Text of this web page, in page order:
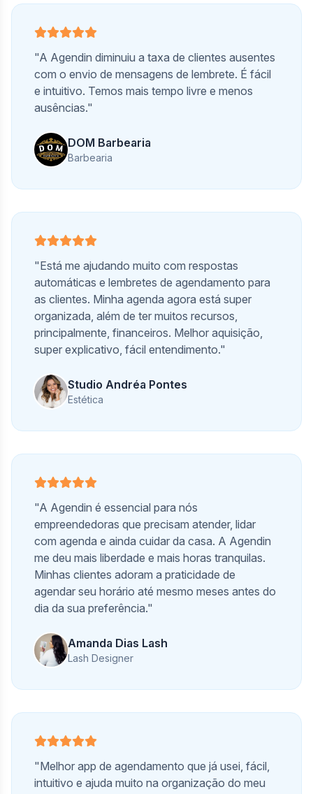
"A Agendin diminuiu a taxa de clientes ausentes
com o envio de mensagens de lembrete. É fácil
e intuitivo. Temos mais tempo livre e menos
ausências."
DOM Barbearia
Barbearia
"Está me ajudando muito com respostas
automáticas e lembretes de agendamento para
as clientes. Minha agenda agora está super
organizada, além de ter muitos recursos,
principalmente, financeiros. Melhor aquisição,
super explicativo, fácil entendimento."
Studio Andréa Pontes
Estética
"A Agendin é essencial para nós
empreendedoras que precisam atender, lidar
com agenda e ainda cuidar da casa. A Agendin
me deu mais liberdade e mais horas tranquilas.
Minhas clientes adoram a praticidade de
agendar seu horário até mesmo meses antes do
dia da sua preferência."
Amanda Dias Lash
Lash Designer
"Melhor app de agendamento que já usei, fácil,
intuitivo e ajuda muito na organização do meu